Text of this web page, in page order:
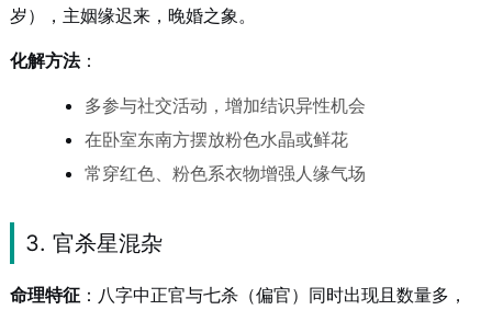
岁），主姻缘迟来，晚婚之象。
化解方法：
多参与社交活动，增加结识异性机会
在卧室东南方摆放粉色水晶或鲜花
常穿红色、粉色系衣物增强人缘气场
3. 官杀星混杂
命理特征：八字中正官与七杀（偏官）同时出现且数量多，